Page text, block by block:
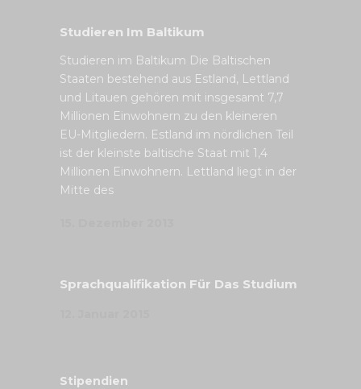
Studieren Im Baltikum
Studieren im Baltikum Die Baltischen
Staaten bestehend aus Estland, Lettland
und Litauen gehören mit insgesamt 7,7
Millionen Einwohnern zu den kleineren
EU-Mitgliedern. Estland im nördlichen Teil
ist der kleinste baltische Staat mit 1,4
Millionen Einwohnern. Lettland liegt in der
Mitte des
Sprachqualifikation Für Das Studium
Stipendien